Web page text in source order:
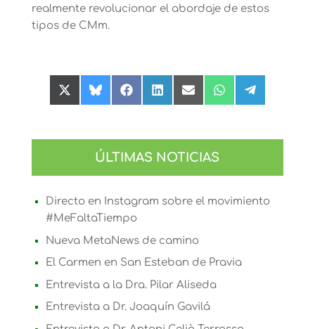
realmente revolucionar el abordaje de estos
tipos de CMm.
Compartir
en
Compartir
en
Compartir
en
Compartir
en
Compartir
en
Compartir
en
Compartir
en
ÚLTIMAS NOTICIAS
Directo en Instagram sobre el movimiento
#MeFaltaTiempo
Nueva MetaNews de camino
El Carmen en San Esteban de Pravia
Entrevista a la Dra. Pilar Aliseda
Entrevista a Dr. Joaquín Gavilá